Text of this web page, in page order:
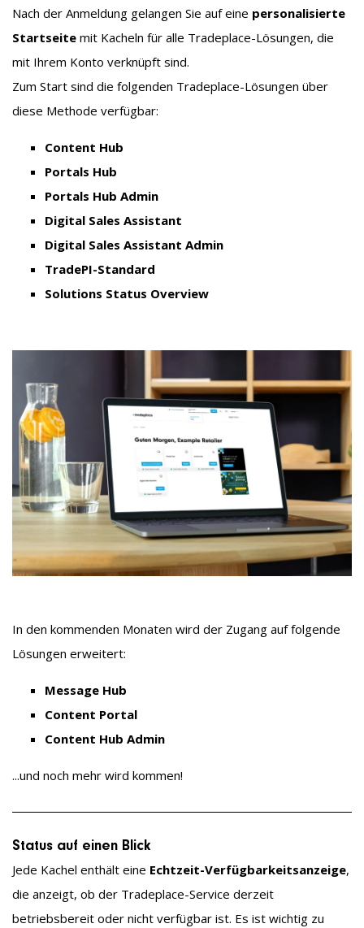
Nach der Anmeldung gelangen Sie auf eine personalisierte
Startseite mit Kacheln für alle Tradeplace-Lösungen, die
mit Ihrem Konto verknüpft sind.
Zum Start sind die folgenden Tradeplace-Lösungen über
diese Methode verfügbar:
Content Hub
Portals Hub
Portals Hub Admin
Digital Sales Assistant
Digital Sales Assistant Admin
TradePI-Standard
Solutions Status Overview
In den kommenden Monaten wird der Zugang auf folgende
Lösungen erweitert:
Message Hub
Content Portal
Content Hub Admin
...und noch mehr wird kommen!
Status auf einen Blick
Jede Kachel enthält eine Echtzeit-Verfügbarkeitsanzeige,
die anzeigt, ob der Tradeplace-Service derzeit
betriebsbereit oder nicht verfügbar ist. Es ist wichtig zu